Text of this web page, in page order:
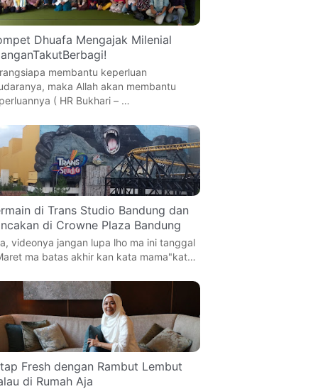
Dhuafa Mengajak Milenial
membantu keperluan
maka Allah akan membantu
( HR Bukhari – …
di Trans Studio Bandung dan
di Crowne Plaza Bandung
videonya jangan lupa lho ma ini tanggal
ma batas akhir kan kata mama"kat…
Fresh dengan Rambut Lembut
di Rumah Aja